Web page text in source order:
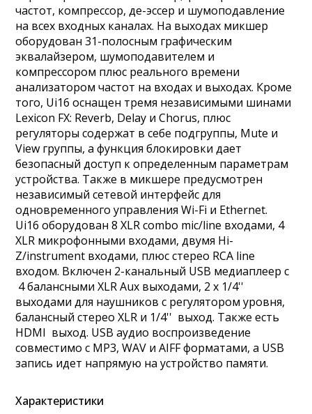
частот, компрессор, де-эссер и шумоподавление
на всех входных каналах. На выходах микшер
оборудован 31-полосным графическим
эквалайзером, шумоподавителем и
компрессором плюс реального времени
анализатором частот на входах и выходах. Кроме
того, Ui16 оснащен тремя независимыми шинами
Lexicon FX: Reverb, Delay и Chorus, плюс
регуляторы содержат в себе подгруппы, Mute и
View группы, а функция блокировки дает
безопасный доступ к определенным параметрам
устройства. Также в микшере предусмотрен
независимый сетевой интерфейс для
одновременного управления Wi-Fi и Ethernet.
Ui16 оборудован 8 XLR combo mic/line входами, 4
XLR микрофонными входами, двумя Hi-
Z/instrument входами, плюс стерео RCA line
входом. Включен 2-канальный USB медиаплеер с
4 балансными XLR Aux выходами, 2 х 1/4''
выходами для наушников с регулятором уровня,
балансный стерео XLR и 1/4'' выход. Также есть
HDMI выход. USB аудио воспроизведение
совместимо с MP3, WAV и AIFF форматами, а USB
запись идет напрямую на устройство памяти.
Характеристики